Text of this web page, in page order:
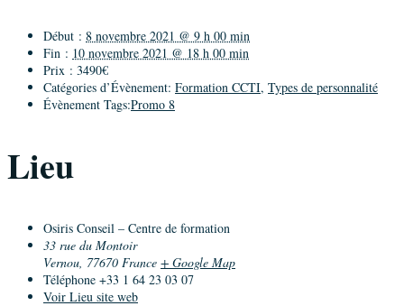
Début : 8 novembre 2021 @ 9 h 00 min
Fin : 10 novembre 2021 @ 18 h 00 min
Prix : 3490€
Catégories d’Évènement: Formation CCTI, Types de personnalité
Évènement Tags:Promo 8
Lieu
Osiris Conseil – Centre de formation
33 rue du Montoir
Vernou, 77670 France + Google Map
Téléphone +33 1 64 23 03 07
Voir Lieu site web